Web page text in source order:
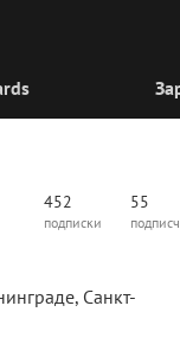
452
подписки
55
Санкт-